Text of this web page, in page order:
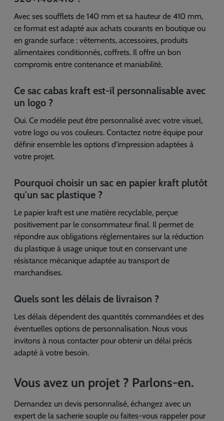
Avec ses soufflets de 140 mm et sa hauteur de 410 mm,
ce format est adapté aux achats courants en boutique ou
en grande surface : vêtements, accessoires, produits
alimentaires conditionnés, coffrets. Il offre un bon
compromis entre contenance et maniabilité.
Ce sac cabas kraft est-il personnalisable avec
un logo ?
Oui. Ce modèle peut être personnalisé avec votre visuel,
votre logo ou vos couleurs. Contactez notre équipe pour
définir ensemble les options d'impression adaptées à
votre projet.
Pourquoi choisir un sac en papier kraft plutôt
qu'un sac plastique ?
Le papier kraft est une matière recyclable, perçue
positivement par le consommateur final. Il permet de
répondre aux obligations réglementaires sur la réduction
du plastique à usage unique tout en conservant une
résistance mécanique adaptée au transport de
marchandises.
Quels sont les délais de livraison ?
Les délais dépendent des quantités commandées et des
éventuelles options de personnalisation. Nous vous
invitons à nous contacter pour obtenir un délai précis
adapté à votre besoin.
Vous avez un projet ? Parlons-en.
Demandez un devis personnalisé, échangez avec un
expert de la sacherie souple ou faites-vous rappeler pour